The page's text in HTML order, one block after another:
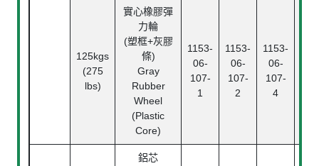
125kgs
(275
lbs)
實心橡膠彈
力輪
(塑框+灰膠
條)
Gray
Rubber
Wheel
(Plastic
Core)
1153-
06-
107-
1
1153-
06-
107-
2
1153-
06-
107-
4
鋁芯